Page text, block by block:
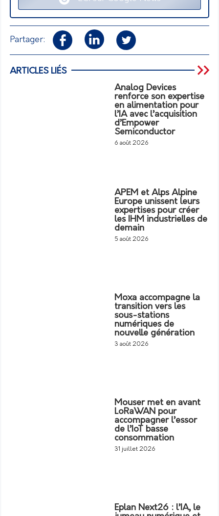
Partager:
ARTICLES LIÉS
Analog Devices
renforce son expertise
en alimentation pour
l’IA avec l’acquisition
d’Empower
Semiconductor
6 août 2026
APEM et Alps Alpine
Europe unissent leurs
expertises pour créer
les IHM industrielles de
demain
5 août 2026
Moxa accompagne la
transition vers les
sous-stations
numériques de
nouvelle génération
3 août 2026
Mouser met en avant
LoRaWAN pour
accompagner l’essor
de l’IoT basse
consommation
31 juillet 2026
Eplan Next26 : l’IA, le